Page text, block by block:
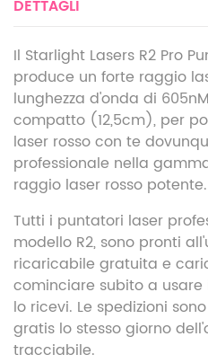
DETTAGLI
Il Starlight Lasers R2 Pro
produce un forte raggio
lunghezza d'onda di
compatto (12,5cm), per
laser rosso con te
professionale nella
raggio laser rosso potente.
Tutti i puntatori laser
modello R2, sono pronti
ricaricabile gratuita e
cominciare subito a
lo ricevi. Le spedizioni
gratis lo stesso giorno
tracciabile.